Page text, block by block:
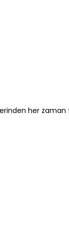
ve ticari
her zaman